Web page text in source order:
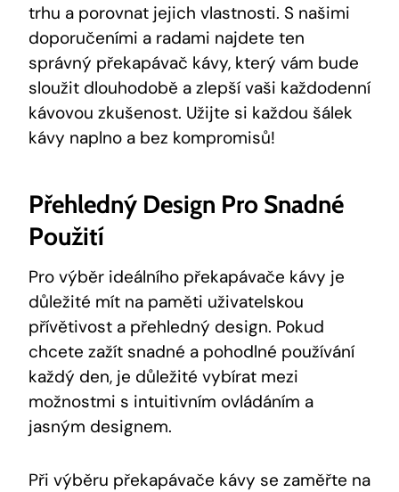
trhu a porovnat jejich vlastnosti. S⁣ našimi
doporučeními ‌a⁤ radami najdete ten
správný překapávač kávy, ​který vám bude
sloužit dlouhodobě⁤ a‍ zlepší vaši každodenní
kávovou zkušenost. Užijte si každou šálek
kávy naplno a⁤ bez kompromisů!
Přehledný⁣ Design Pro Snadné
Použití
Pro výběr ideálního překapávače kávy je
důležité⁤ mít na paměti uživatelskou
přívětivost a přehledný design. Pokud
chcete zažít ‍snadné a pohodlné používání
každý den, je důležité vybírat mezi
možnostmi s intuitivním ovládáním a
jasným designem.
Při výběru překapávače kávy se zaměřte na